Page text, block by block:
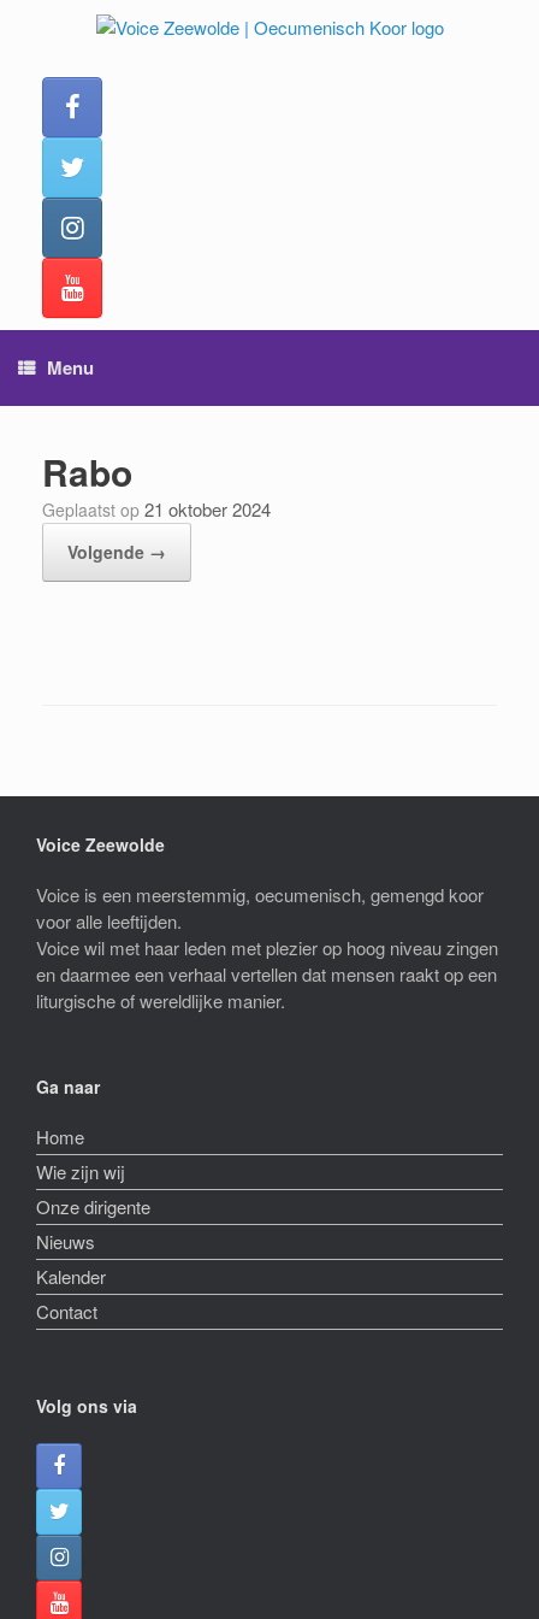
Menu
Rabo
Geplaatst op 21 oktober 2024
Volgende →
Voice Zeewolde
Voice is een meerstemmig, oecumenisch, gemengd koor
voor alle leeftijden.
Voice wil met haar leden met plezier op hoog niveau zingen
en daarmee een verhaal vertellen dat mensen raakt op een
liturgische of wereldlijke manier.
Ga naar
Home
Wie zijn wij
Onze dirigente
Nieuws
Kalender
Contact
Volg ons via